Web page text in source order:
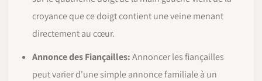
croyance que ce doigt contient une veine menant
directement au cœur.
Annonce des Fiançailles:Annoncer les fiançailles
peut varier d'une simple annonce familiale à un